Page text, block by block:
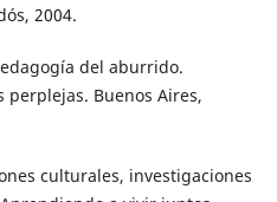
2004.
del aburrido.
perplejas. Buenos Aires,
culturales, investigaciones